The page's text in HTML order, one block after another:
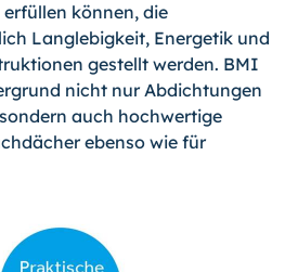
können, die
Langlebigkeit, Energetik und
gestellt werden. BMI
nicht nur Abdichtungen
auch hochwertige
ebenso wie für